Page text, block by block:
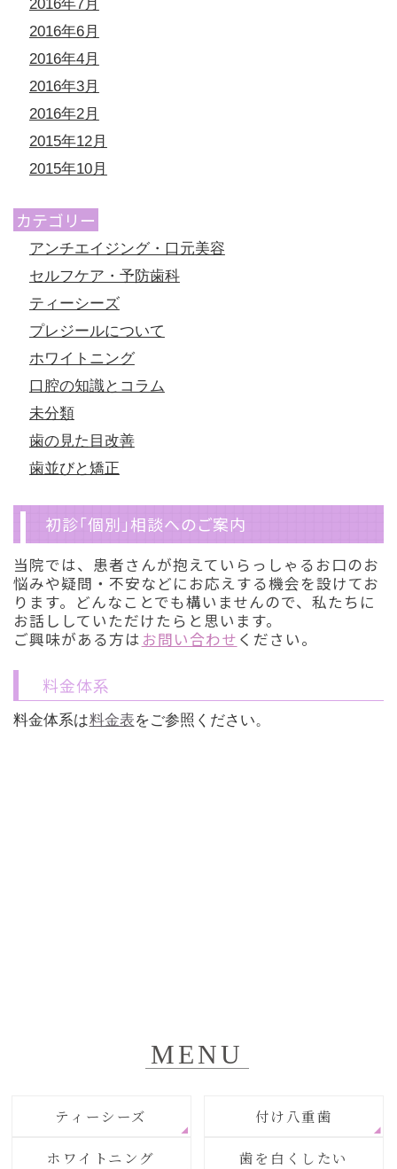
2016年7月
2016年6月
2016年4月
2016年3月
2016年2月
2015年12月
2015年10月
カテゴリー
アンチエイジング・口元美容
セルフケア・予防歯科
ティーシーズ
プレジールについて
ホワイトニング
口腔の知識とコラム
未分類
歯の見た目改善
歯並びと矯正
初診「個別」相談へのご案内
当院では、患者さんが抱えていらっしゃるお口のお
悩みや疑問・不安などにお応えする機会を設けてお
ります。どんなことでも構いませんので、私たちに
お話ししていただけたらと思います。
ご興味がある方は お問い合わせ ください。
料金体系
料金体系は料金表をご参照ください。
MENU
ティーシーズ 付け八重歯
ホワイトニング 歯を白くしたい